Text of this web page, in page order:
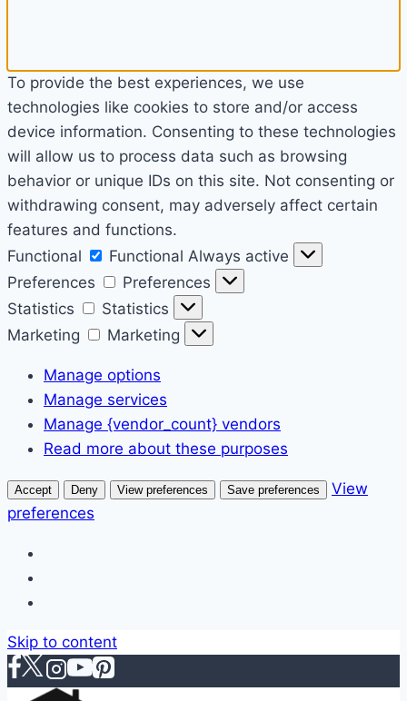
To provide the best experiences, we use
technologies like cookies to store and/or access
device information. Consenting to these technologies
will allow us to process data such as browsing
behavior or unique IDs on this site. Not consenting or
withdrawing consent, may adversely affect certain
features and functions.
Functional
Functional Always active
Preferences
Preferences
Statistics
Statistics
Marketing
Marketing
Manage options
Manage services
Manage {vendor_count} vendors
Read more about these purposes
Accept Deny View preferences Save preferences
View
preferences
Skip to content